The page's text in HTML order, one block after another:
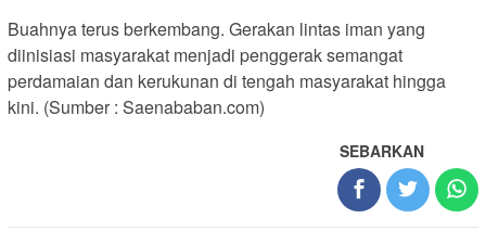
Buahnya terus berkembang. Gerakan lintas iman yang
diinisiasi masyarakat menjadi penggerak semangat
perdamaian dan kerukunan di tengah masyarakat hingga
kini. (Sumber : Saenababan.com)
SEBARKAN